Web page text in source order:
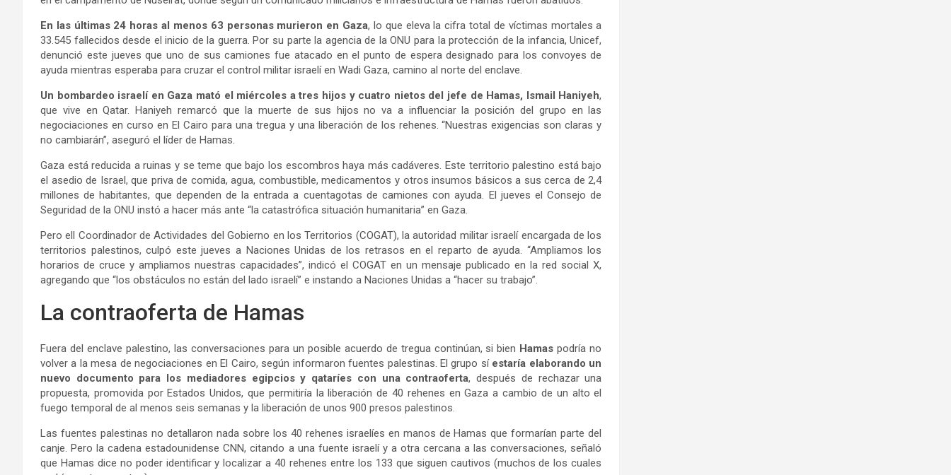
En las últimas 24 horas al menos 63 personas murieron en Gaza, lo que eleva la cifra total de víctimas mortales a
33.545 fallecidos desde el inicio de la guerra. Por su parte la agencia de la ONU para la protección de la infancia, Unicef,
denunció este jueves que uno de sus camiones fue atacado en el punto de espera designado para los convoyes de
ayuda mientras esperaba para cruzar el control militar israelí en Wadi Gaza, camino al norte del enclave.
Un bombardeo israelí en Gaza mató el miércoles a tres hijos y cuatro nietos del jefe de Hamas, Ismail Haniyeh,
que vive en Qatar. Haniyeh remarcó que la muerte de sus hijos no va a influenciar la posición del grupo en las
negociaciones en curso en El Cairo para una tregua y una liberación de los rehenes. “Nuestras exigencias son claras y
no cambiarán”, aseguró el líder de Hamas.
Gaza está reducida a ruinas y se teme que bajo los escombros haya más cadáveres. Este territorio palestino está bajo
el asedio de Israel, que priva de comida, agua, combustible, medicamentos y otros insumos básicos a sus cerca de 2,4
millones de habitantes, que dependen de la entrada a cuentagotas de camiones con ayuda. El jueves el Consejo de
Seguridad de la ONU instó a hacer más ante “la catastrófica situación humanitaria” en Gaza.
Pero ell Coordinador de Actividades del Gobierno en los Territorios (COGAT), la autoridad militar israelí encargada de los
territorios palestinos, culpó este jueves a Naciones Unidas de los retrasos en el reparto de ayuda. “Ampliamos los
horarios de cruce y ampliamos nuestras capacidades”, indicó el COGAT en un mensaje publicado en la red social X,
agregando que “los obstáculos no están del lado israelí” e instando a Naciones Unidas a “hacer su trabajo”.
La contraoferta de Hamas
Fuera del enclave palestino, las conversaciones para un posible acuerdo de tregua continúan, si bien Hamaspodría no
volver a la mesa de negociaciones en El Cairo, según informaron fuentes palestinas. El grupo sí estaría elaborando un
nuevo documento para los mediadores egipcios y qataríes con una contraoferta, después de rechazar una
propuesta, promovida por Estados Unidos, que permitiría la liberación de 40 rehenes en Gaza a cambio de un alto el
fuego temporal de al menos seis semanas y la liberación de unos 900 presos palestinos.
Las fuentes palestinas no detallaron nada sobre los 40 rehenes israelíes en manos de Hamas que formarían parte del
canje. Pero la cadena estadounidense CNN, citando a una fuente israelí y a otra cercana a las conversaciones, señaló
que Hamas dice no poder identificar y localizar a 40 rehenes entre los 133 que siguen cautivos (muchos de los cuales